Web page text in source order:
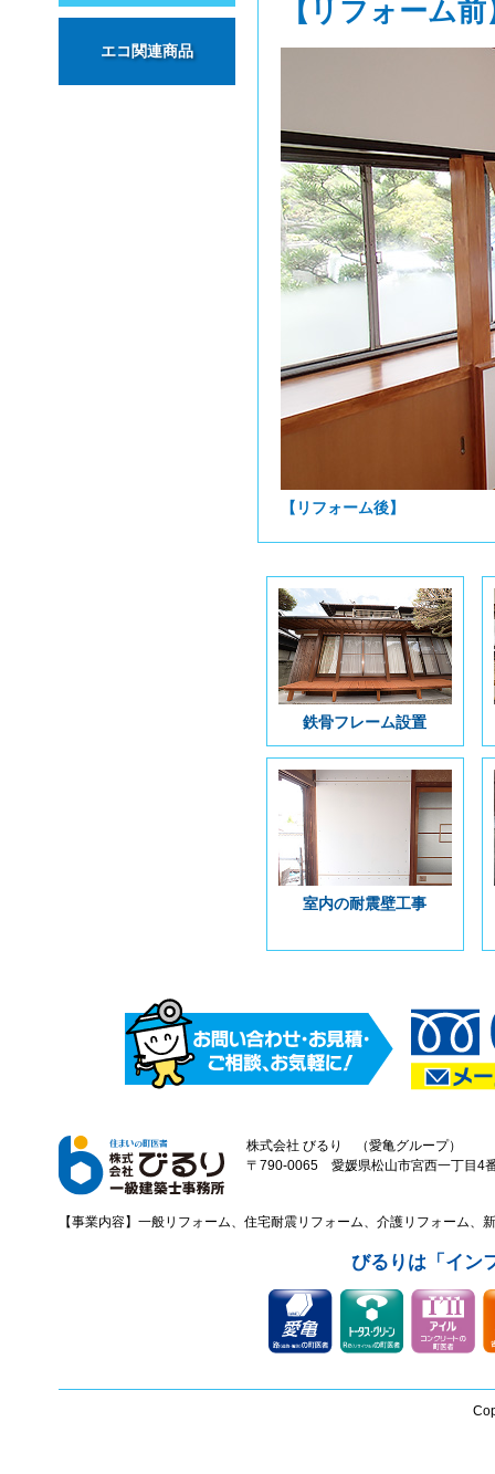
【リフォーム前
【リフォーム後】
鉄骨フレーム設置
室内の耐震壁工事
エコ関連商品
株式会社 びるり （愛亀グループ）
〒790-0065 愛媛県松山市宮西一丁
【事業内容】一般リフォーム、住宅耐震リフォーム、介護リフォーム
びるりは「イン